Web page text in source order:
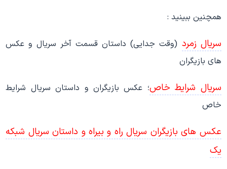
همچنین ببینید :
سریال زمرد (وقت جدایی) داستان قسمت آخر سریال و عکس
های بازیگران
سریال شرایط خاص؛ عکس بازیگران و داستان سریال شرایط
خاص
عکس های بازیگران سریال راه و بیراه و داستان سریال شبکه
یک